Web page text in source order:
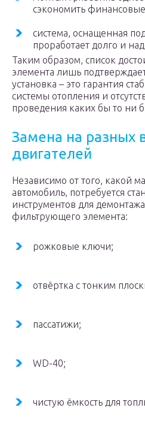
сэкономить
система, оснащенная
проработает долго и
Таким образом, список
элемента лишь
установка – это гарантия
системы отопления и
проведения каких бы то ни
Замена на разных
двигателей
Независимо от того, какой
автомобиль, потребуется
инструментов для
фильтрующего элемента:
рожковые ключи;
отвёртка с тонким
пассатижи;
WD-40;
чистую ёмкость для